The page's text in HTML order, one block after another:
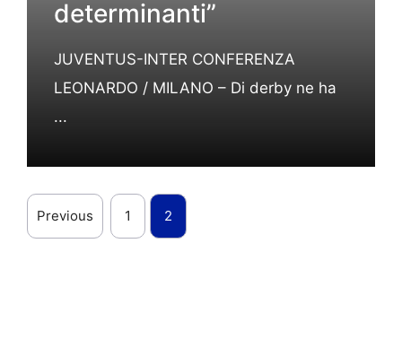
determinanti”
JUVENTUS-INTER CONFERENZA
LEONARDO / MILANO – Di derby ne ha
...
Previous 1 2